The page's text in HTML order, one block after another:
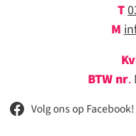
T
M
BTW nr.
Volg ons op Facebook!